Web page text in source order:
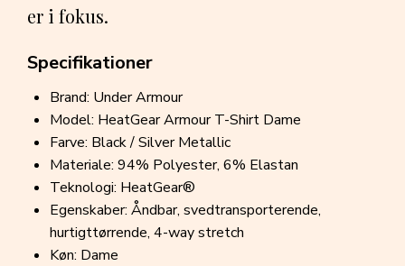
er i fokus.
Specifikationer
Brand: Under Armour
Model: HeatGear Armour T-Shirt Dame
Farve: Black / Silver Metallic
Materiale: 94% Polyester, 6% Elastan
Teknologi: HeatGear®
Egenskaber: Åndbar, svedtransporterende,
hurtigttørrende, 4-way stretch
Køn: Dame